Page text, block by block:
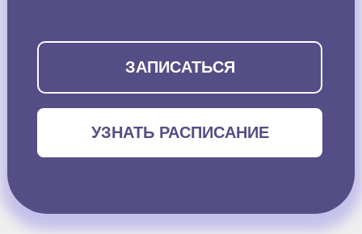
УЗНАТЬ РАСПИСАНИЕ
ЗАПИСАТЬСЯ